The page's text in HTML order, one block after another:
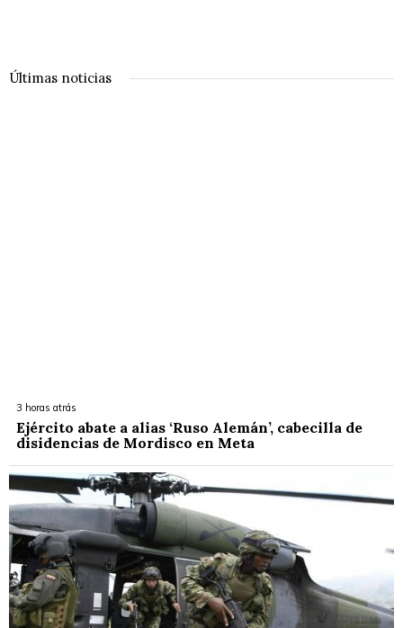
Últimas noticias
3 horas atrás
Ejército abate a alias ‘Ruso Alemán’, cabecilla de
disidencias de Mordisco en Meta